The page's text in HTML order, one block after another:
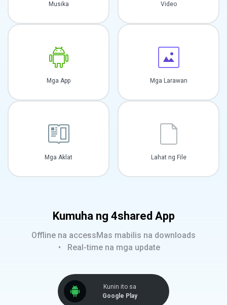
Musika Video
Mga App Mga Larawan
Mga Aklat Lahat ng File
Kumuha ng 4shared App
Offline na accessMas mabilis na downloads
Real-time na mga update
Kunin ito sa
Google Play